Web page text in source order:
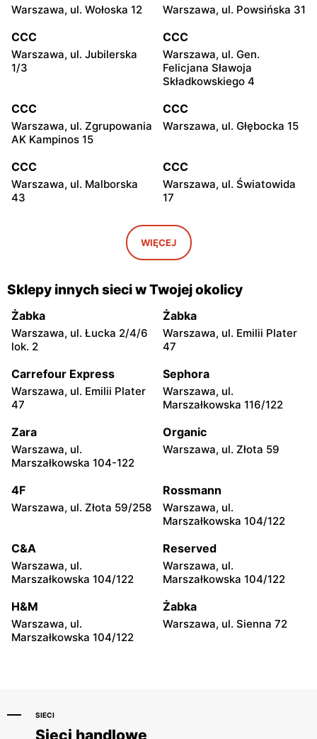
Warszawa, ul. Wołoska 12 Warszawa, ul. Powsińska 31
CCC
Warszawa, ul. Jubilerska
1/3
CCC
Warszawa, ul. Gen.
Felicjana Sławoja
Składkowskiego 4
CCC
Warszawa, ul. Zgrupowania
AK Kampinos 15
CCC
Warszawa, ul. Głębocka 15
CCC
Warszawa, ul. Malborska
43
CCC
Warszawa, ul. Światowida
17
CCC
Warszawa, ul. Kazimierza
Szpotańskiego 4
CCC
Łomianki, ul. Brukowa 25
CCC
Janki, ul. Mszczonowska 3
CCC
Pruszków, ul. Henryka
CCC
Legionowo, ul. Jerzego
CCC
Legionowo, ul. Marsz.
CCC
Józefów, ul. 3 Maja 148
CCC
Wołomin, ul. Geodetów 2
CCC
CCC
Podkowa Leśna, ul. Gołębia
CCC
Radzymin, ul. Konstytucji 3
Maja 13
CCC
Błonie, ul. Powstańców 12
CCC
Grodzisk Mazowiecki, ul.
Królewska 48
CCC
Nowy Dwór Mazowiecki, ul.
Warszawska 36
CCC
Mińsk Mazowiecki, ul.
WIĘCEJ
Sklepy innych sieci w Twojej okolicy
Żabka
Warszawa, ul. Łucka 2/4/6
lok. 2
Żabka
Warszawa, ul. Emilii Plater
47
Carrefour Express
Warszawa, ul. Emilii Plater
47
Sephora
Warszawa, ul.
Marszałkowska 116/122
Zara
Warszawa, ul.
Marszałkowska 104-122
Organic
Warszawa, ul. Złota 59
4F
Warszawa, ul. Złota 59/258
Rossmann
Warszawa, ul.
Marszałkowska 104/122
C&A
Warszawa, ul.
Marszałkowska 104/122
Reserved
Warszawa, ul.
Marszałkowska 104/122
H&M
Warszawa, ul.
Marszałkowska 104/122
Żabka
Warszawa, ul. Sienna 72
SIECI
Sieci handlowe